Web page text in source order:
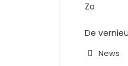
Zo
De
News